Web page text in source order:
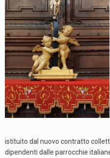
istituito dal nuovo contratto
dipendenti dalle parrocchie